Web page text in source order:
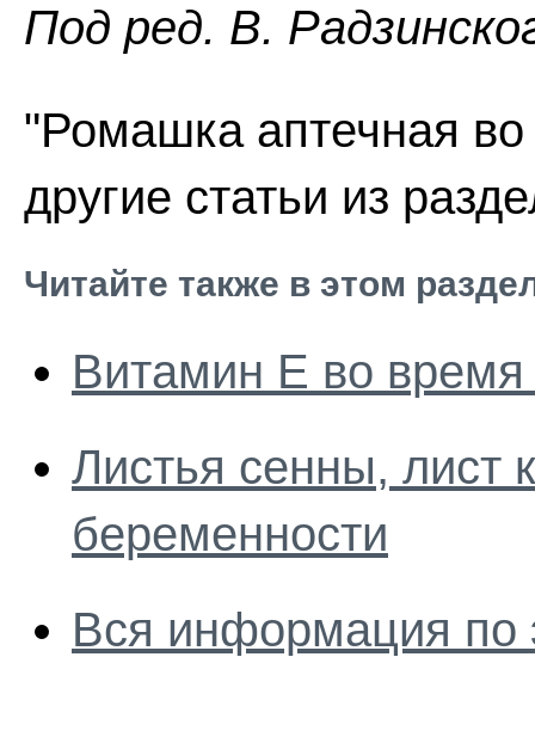
Пoд peд. В.
"Ромашка аптечная
другие статьи из
Читайте также в этом
Витамин Е во
Листья сенны, лист
беременности
Вся информация по